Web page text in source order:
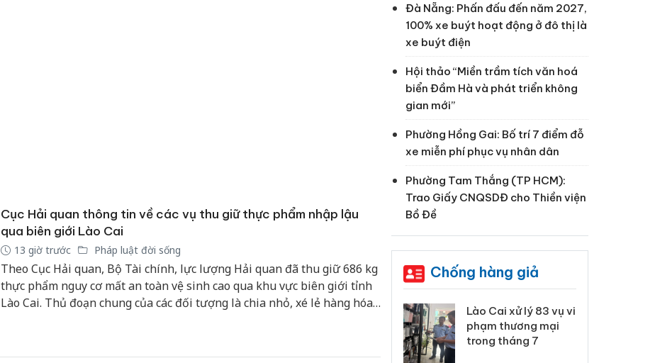
Cục Hải quan thông tin về các vụ thu giữ thực phẩm nhập lậu
qua biên giới Lào Cai
13 giờ trước Pháp luật đời sống
Theo Cục Hải quan, Bộ Tài chính, lực lượng Hải quan đã thu giữ 686 kg
thực phẩm nguy cơ mất an toàn vệ sinh cao qua khu vực biên giới tỉnh
Lào Cai. Thủ đoạn chung của các đối tượng là chia nhỏ, xé lẻ hàng hóa
Đà Nẵng: Phấn đấu đến năm 2027,
100% xe buýt hoạt động ở đô thị là
xe buýt điện
Hội thảo “Miền trầm tích văn hoá
biển Đầm Hà và phát triển không
gian mới”
Phường Hồng Gai: Bố trí 7 điểm đỗ
xe miễn phí phục vụ nhân dân
Phường Tam Thắng (TP HCM):
Trao Giấy CNQSDĐ cho Thiền viện
Bồ Đề
Chống hàng giả
Công an Thanh Hóa
bán yến sào giả
Lào Cai xử lý 83 vụ vi
phạm thương mại
trong tháng 7